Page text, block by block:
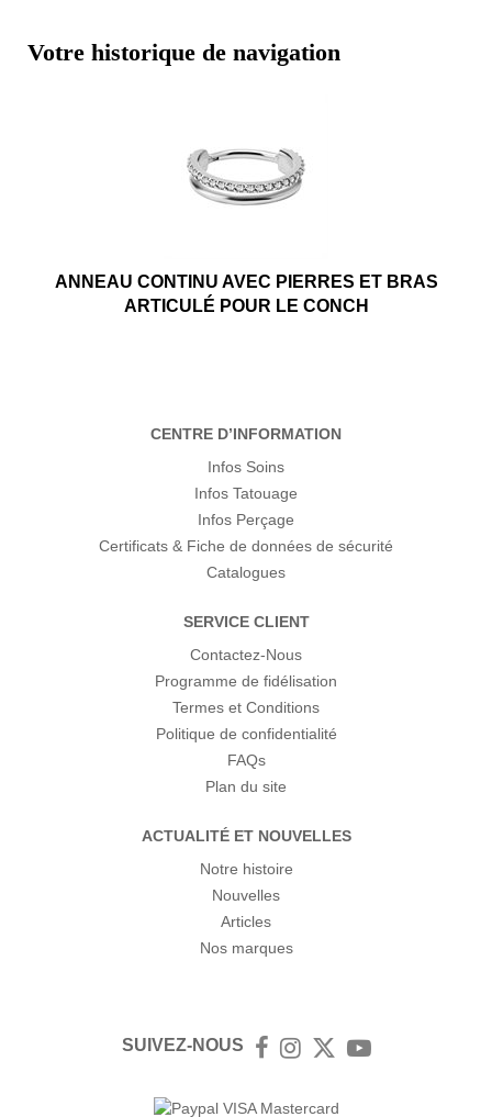
Votre historique de navigation
ANNEAU CONTINU AVEC PIERRES ET BRAS
ARTICULÉ POUR LE CONCH
CENTRE D’INFORMATION
Infos Soins
Infos Tatouage
Infos Perçage
Certificats & Fiche de données de sécurité
Catalogues
SERVICE CLIENT
Contactez-Nous
Programme de fidélisation
Termes et Conditions
Politique de confidentialité
FAQs
Plan du site
ACTUALITÉ ET NOUVELLES
Notre histoire
Nouvelles
Articles
Nos marques
SUIVEZ-NOUS FacebookInstagram
TwitterYouTube